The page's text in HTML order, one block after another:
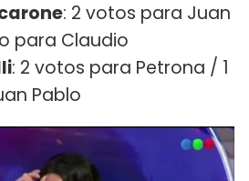
: 2 votos para Juan
para Claudio
: 2 votos para Petrona / 1
Pablo